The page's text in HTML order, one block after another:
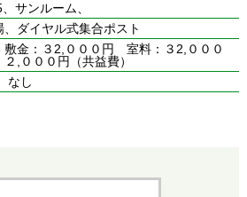
サンルーム、
、ダイヤル式集合ポスト
金：３2,０００円 室料：３2,０００
,０００円（共益費）
なし